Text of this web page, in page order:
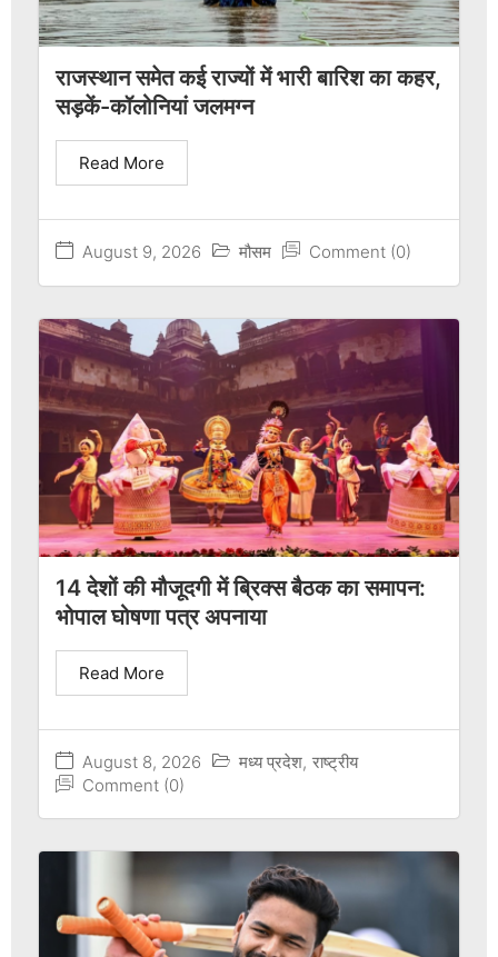
राजस्थान समेत कई राज्यों में भारी बारिश का कहर,
सड़कें-कॉलोनियां जलमग्न
August 9, 2026 मौसम Comment (0)
Read More
14 देशों की मौजूदगी में ब्रिक्स बैठक का समापन:
भोपाल घोषणा पत्र अपनाया
August 8, 2026 मध्य प्रदेश, राष्ट्रीय
Comment (0)
Read More